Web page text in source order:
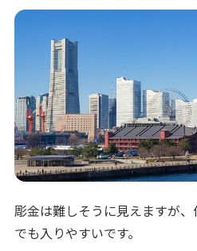
彫金は難しそうに見えますが
でも入りやすいです。